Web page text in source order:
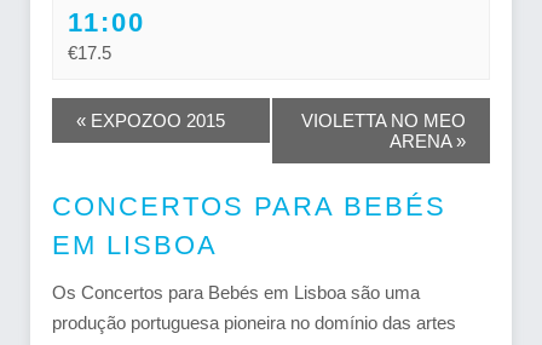
11:00
€17.5
NAVEGAÇÃO
DO
« EXPOZOO 2015
VIOLETTA NO MEO
ARENA»
CONCERTOS PARA BEBÉS
EM LISBOA
Os Concertos para Bebés em Lisboa são uma
produção portuguesa pioneira no domínio das artes